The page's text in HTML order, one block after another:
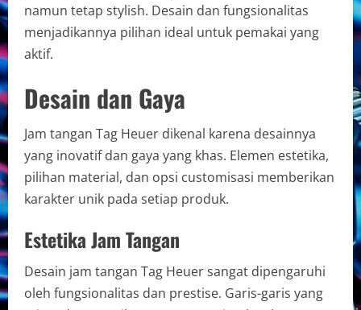
namun tetap stylish. Desain dan fungsionalitas
menjadikannya pilihan ideal untuk pemakai yang
aktif.
Desain dan Gaya
Jam tangan Tag Heuer dikenal karena desainnya
yang inovatif dan gaya yang khas. Elemen estetika,
pilihan material, dan opsi customisasi memberikan
karakter unik pada setiap produk.
Estetika Jam Tangan
Desain jam tangan Tag Heuer sangat dipengaruhi
oleh fungsionalitas dan prestise. Garis-garis yang